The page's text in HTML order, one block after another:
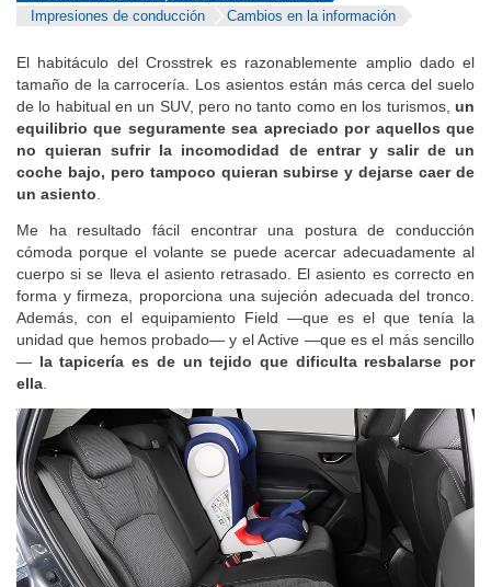
Información general
Impresiones del interior
El habitáculo del Crosstrek es razonablemente amplio dado el
tamaño de la carrocería. Los asientos están más cerca del suelo
de lo habitual en un SUV, pero no tanto como en los turismos,un
equilibrio que seguramente sea apreciado por aquellos que
no quieran sufrir la incomodidad de entrar y salir de un
coche bajo, pero tampoco quieran subirse y dejarse caer de
Me ha resultado fácil encontrar una postura de conducción
cómoda porque el volante se puede acercar adecuadamente al
cuerpo si se lleva el asiento retrasado. El asiento es correcto en
forma y firmeza, proporciona una sujeción adecuada del tronco.
Además, con el equipamiento Field —que es el que tenía la
unidad que hemos probado— y el Active —que es el más sencillo
—la tapicería es de un tejido que dificulta resbalarse por